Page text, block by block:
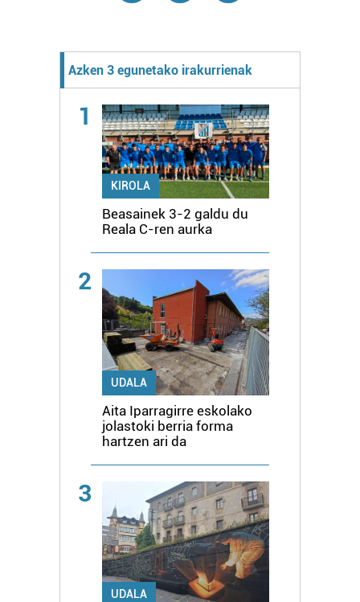
Azken 3 egunetako irakurrienak
1
KIROLA
Beasainek 3-2 galdu du
Reala C-ren aurka
2
UDALA
Aita Iparragirre eskolako
jolastoki berria forma
hartzen ari da
3
UDALA